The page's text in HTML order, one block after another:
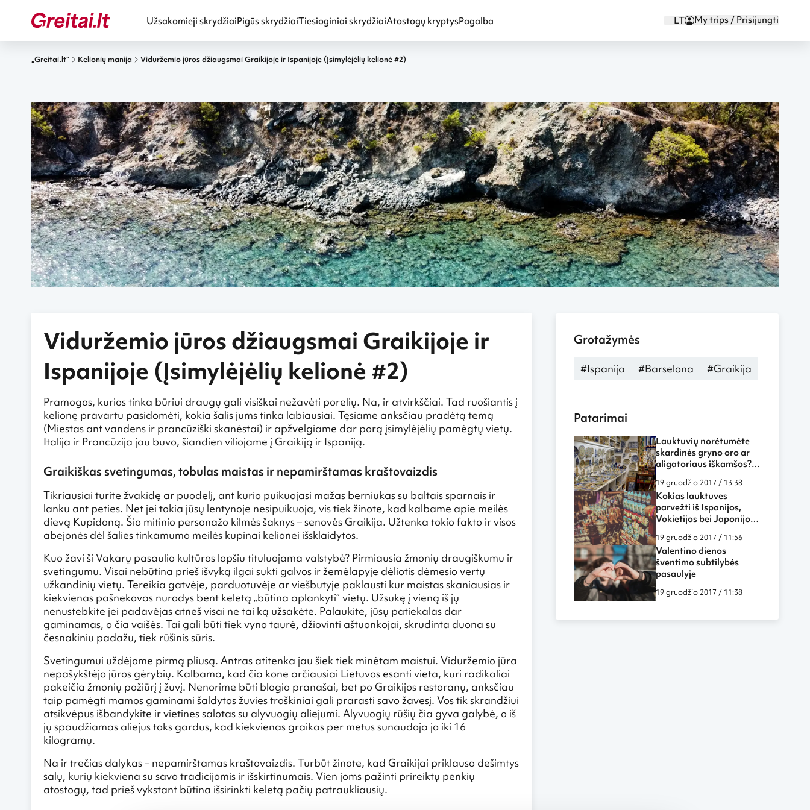
Užsakomieji skrydžiaiPigūs skrydžiaiTiesioginiai skrydžiaiAtostogų kryptysPagalba LT My trips / Prisijungti
„Greitai.lt“ Kelionių manija Viduržemio jūros džiaugsmai Graikijoje ir Ispanijoje (Įsimylėjėlių kelionė #2)
Viduržemio jūros džiaugsmai Graikijoje ir
Ispanijoje (Įsimylėjėlių kelionė #2)
Pramogos, kurios tinka būriui draugų gali visiškai nežavėti porelių. Na, ir atvirkščiai. Tad ruošiantis į
kelionę pravartu pasidomėti, kokia šalis jums tinka labiausiai. Tęsiame anksčiau pradėtą temą
(Miestas ant vandens ir prancūziški skanėstai) ir apžvelgiame dar porą įsimylėjėlių pamėgtų vietų.
Italija ir Prancūzija jau buvo, šiandien viliojame į Graikiją ir Ispaniją.
Graikiškas svetingumas, tobulas maistas ir nepamirštamas kraštovaizdis
Tikriausiai turite žvakidę ar puodelį, ant kurio puikuojasi mažas berniukas su baltais sparnais ir
lanku ant peties. Net jei tokia jūsų lentynoje nesipuikuoja, vis tiek žinote, kad kalbame apie meilės
dievą Kupidoną. Šio mitinio personažo kilmės šaknys – senovės Graikija. Užtenka tokio fakto ir visos
abejonės dėl šalies tinkamumo meilės kupinai kelionei išsklaidytos.
Kuo žavi ši Vakarų pasaulio kultūros lopšiu tituluojama valstybė? Pirmiausia žmonių draugiškumu ir
svetingumu. Visai nebūtina prieš išvyką ilgai sukti galvos ir žemėlapyje dėliotis dėmesio vertų
užkandinių vietų. Tereikia gatvėje, parduotuvėje ar viešbutyje paklausti kur maistas skaniausias ir
kiekvienas pašnekovas nurodys bent keletą „būtina aplankyti“ vietų. Užsukę į vieną iš jų
nenustebkite jei padavėjas atneš visai ne tai ką užsakėte. Palaukite, jūsų patiekalas dar
gaminamas, o čia vaišės. Tai gali būti tiek vyno taurė, džiovinti aštuonkojai, skrudinta duona su
česnakiniu padažu, tiek rūšinis sūris.
Svetingumui uždėjome pirmą pliusą. Antras atitenka jau šiek tiek minėtam maistui. Viduržemio jūra
nepašykštėjo jūros gėrybių. Kalbama, kad čia kone arčiausiai Lietuvos esanti vieta, kuri radikaliai
pakeičia žmonių požiūrį į žuvį. Nenorime būti blogio pranašai, bet po Graikijos restoranų, anksčiau
taip pamėgti mamos gaminami šaldytos žuvies troškiniai gali prarasti savo žavesį. Vos tik skrandžiui
atsikvėpus išbandykite ir vietines salotas su alyvuogių aliejumi. Alyvuogių rūšių čia gyva galybė, o iš
jų spaudžiamas aliejus toks gardus, kad kiekvienas graikas per metus sunaudoja jo iki 16
kilogramų.
Na ir trečias dalykas – nepamirštamas kraštovaizdis. Turbūt žinote, kad Graikijai priklauso dešimtys
salų, kurių kiekviena su savo tradicijomis ir išskirtinumais. Vien joms pažinti prireiktų penkių
atostogų, tad prieš vykstant būtina išsirinkti keletą pačių patraukliausių.
Grotažymės
#Ispanija #Barselona #Graikija
Patarimai
Lauktuvių norėtumėte
skardinės gryno oro ar
aligatoriaus iškamšos?
19 gruodžio 2017 / 13:38
Kokias lauktuves
parvežti iš Ispanijos,
Vokietijos bei Japonijos?
19 gruodžio 2017 / 11:56
Valentino dienos
šventimo subtilybės
pasaulyje
19 gruodžio 2017 / 11:38